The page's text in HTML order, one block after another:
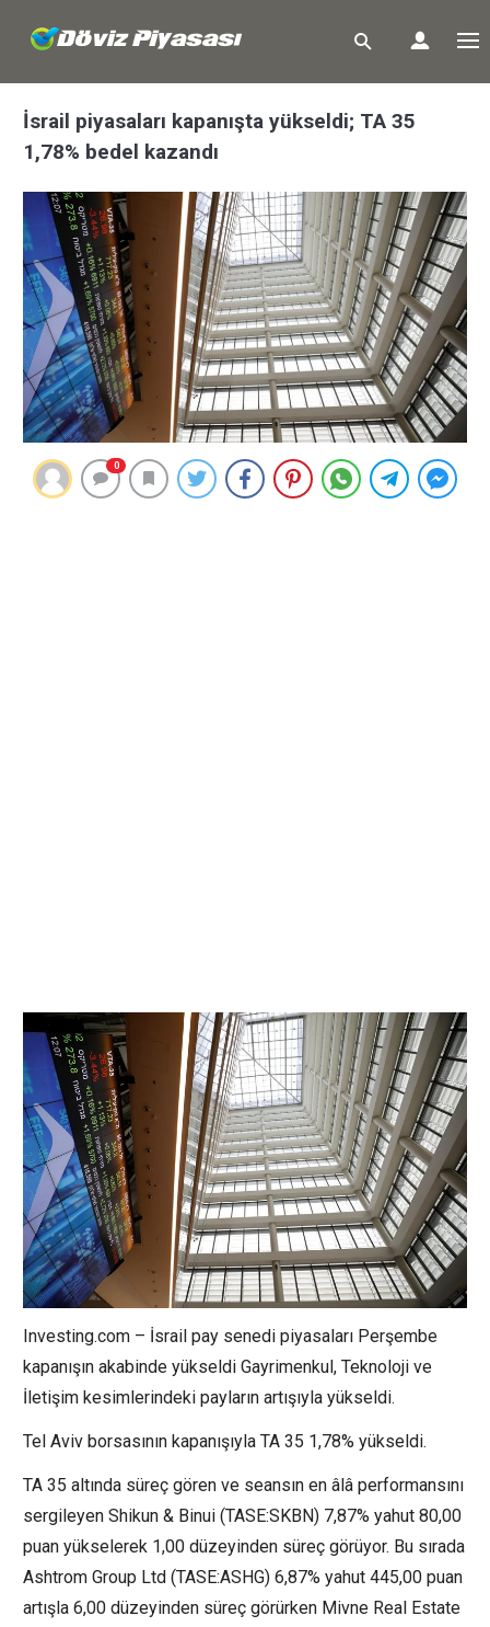
İsrail piyasaları kapanışta yükseldi; TA 35
1,78% bedel kazandı
0
Investing.com – İsrail pay senedi piyasaları Perşembe
kapanışın akabinde yükseldi Gayrimenkul , Teknoloji ve
İletişim kesimlerindeki payların artışıyla yükseldi.
Tel Aviv borsasının kapanışıyla TA 35 1,78% yükseldi.
TA 35 altında süreç gören ve seansın en âlâ performansını
sergileyen Shikun & Binui (TASE:SKBN) 7,87% yahut 80,00
puan yükselerek 1,00 düzeyinden süreç görüyor. Bu sırada
Ashtrom Group Ltd (TASE:ASHG) 6,87% yahut 445,00 puan
artışla 6,00 düzeyinden süreç görürken Mivne Real Estate